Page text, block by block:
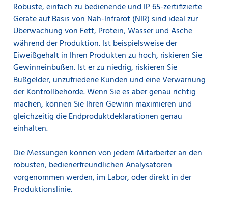
Robuste, einfach zu bedienende und IP 65-zertifizierte
Geräte auf Basis von Nah-Infrarot (NIR) sind ideal zur
Überwachung von Fett, Protein, Wasser und Asche
während der Produktion. Ist beispielsweise der
Eiweißgehalt in Ihren Produkten zu hoch, riskieren Sie
Gewinneinbußen. Ist er zu niedrig, riskieren Sie
Bußgelder, unzufriedene Kunden und eine Verwarnung
der Kontrollbehörde. Wenn Sie es aber genau richtig
machen, können Sie Ihren Gewinn maximieren und
gleichzeitig die Endproduktdeklarationen genau
einhalten.
Die Messungen können von jedem Mitarbeiter an den
robusten, bedienerfreundlichen Analysatoren
vorgenommen werden, im Labor, oder direkt in der
Produktionslinie.